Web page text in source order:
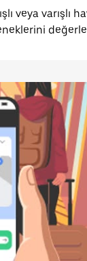
veya varışlı